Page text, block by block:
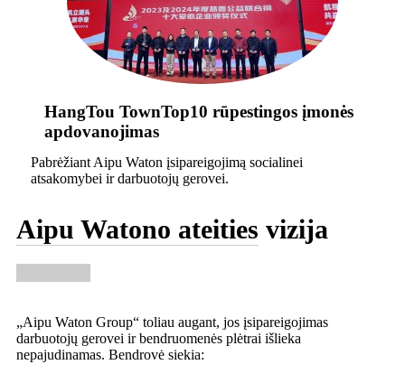
HangTou TownTop10 rūpestingos įmonės
apdovanojimas
Pabrėžiant Aipu Waton įsipareigojimą socialinei
atsakomybei ir darbuotojų gerovei.
Aipu Watono ateities vizija
„Aipu Waton Group“ toliau augant, jos įsipareigojimas
darbuotojų gerovei ir bendruomenės plėtrai išlieka
nepajudinamas. Bendrovė siekia: